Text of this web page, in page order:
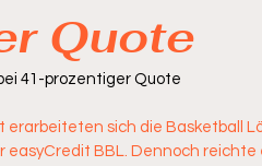
Quote
41-prozentiger Quote
erarbeiteten sich die Basketball
easyCredit BBL. Dennoch